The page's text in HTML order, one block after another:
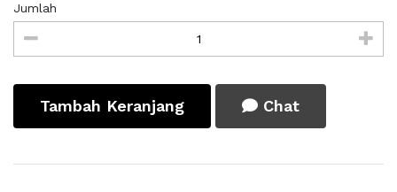
Jumlah
Tambah Keranjang Chat